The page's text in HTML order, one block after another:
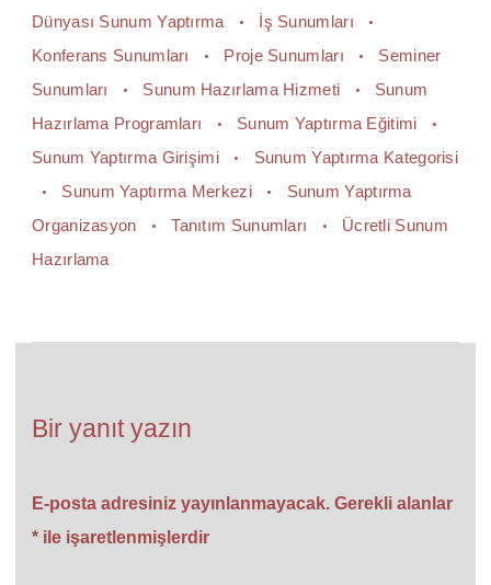
Dünyası Sunum Yaptırma
İş Sunumları
Konferans Sunumları
Proje Sunumları
Seminer
Sunumları
Sunum Hazırlama Hizmeti
Sunum
Hazırlama Programları
Sunum Yaptırma Eğitimi
Sunum Yaptırma Girişimi
Sunum Yaptırma Kategorisi
Sunum Yaptırma Merkezi
Sunum Yaptırma
Organizasyon
Tanıtım Sunumları
Ücretli Sunum
Hazırlama
Bir yanıt yazın
E-posta adresiniz yayınlanmayacak. Gerekli alanlar
* ile işaretlenmişlerdir